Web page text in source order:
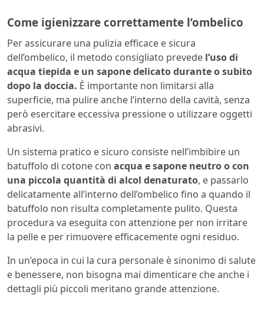
Come igienizzare correttamente l’ombelico
Per assicurare una pulizia efficace e sicura
dell’ombelico, il metodo consigliato prevede l’uso di
acqua tiepida e un sapone delicato durante o subito
dopo la doccia. È importante non limitarsi alla
superficie, ma pulire anche l’interno della cavità, senza
però esercitare eccessiva pressione o utilizzare oggetti
abrasivi.
Un sistema pratico e sicuro consiste nell’imbibire un
batuffolo di cotone con acqua e sapone neutro o con
una piccola quantità di alcol denaturato, e passarlo
delicatamente all’interno dell’ombelico fino a quando il
batuffolo non risulta completamente pulito. Questa
procedura va eseguita con attenzione per non irritare
la pelle e per rimuovere efficacemente ogni residuo.
In un’epoca in cui la cura personale è sinonimo di salute
e benessere, non bisogna mai dimenticare che anche i
dettagli più piccoli meritano grande attenzione.